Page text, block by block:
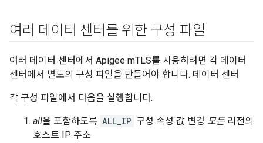
여러 데이터 센터를 위한 구성 파일
여러 데이터 센터에서 Apigee mTLS를 사용하려면 각 데이터
센터에서 별도의 구성 파일을 만들어야 합니다. 데이터 센터
각 구성 파일에서 다음을 실행합니다.
all을 포함하도록 ALL_IP 구성 속성 값 변경 모든리전의
호스트 IP 주소